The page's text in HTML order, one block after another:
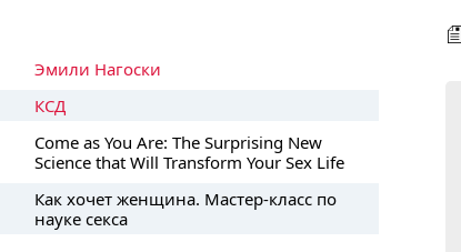
Эмили Нагоски
КСД
Come as You Are: The Surprising New
Science that Will Transform Your Sex Life
Как хочет женщина. Мастер-класс по
науке секса